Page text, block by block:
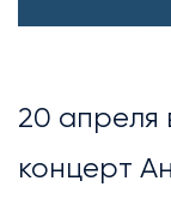
20 апреля
концерт